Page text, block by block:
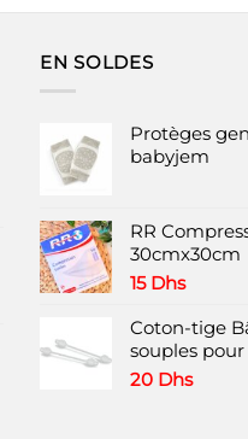
EN SOLDES
Protèges
babyjem
RR
30cmx30cm
15 Dhs
Coton-tige
souples
20 Dhs